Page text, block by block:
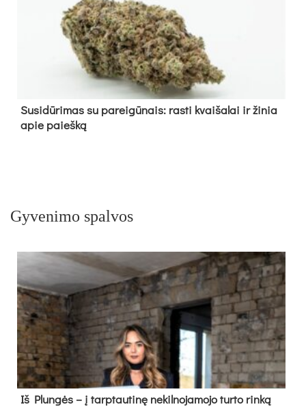
Su­si­dū­ri­mas su pa­rei­gū­nais: ras­ti kvai­ša­lai ir ži­nia
apie paieš­ką
Gyvenimo spalvos
Iš Plungės – į tarptautinę nekilnojamojo turto rinką